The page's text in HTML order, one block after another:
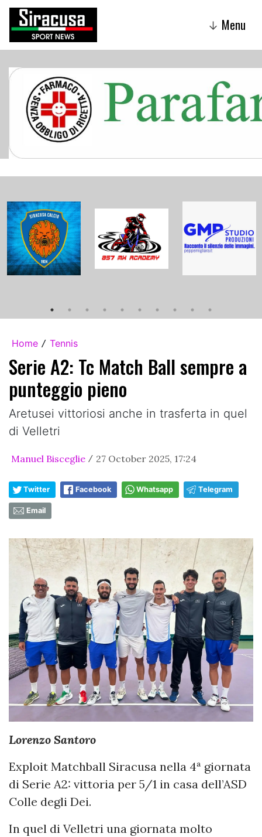
↓ Menu
Home / Tennis
Serie A2: Tc Match Ball sempre a
punteggio pieno
Aretusei vittoriosi anche in trasferta in quel
di Velletri
Manuel Bisceglie / 27 October 2025, 17:24
Twitter Facebook Whatsapp Telegram
Email
Lorenzo Santoro
Exploit Matchball Siracusa nella 4ª giornata
di Serie A2: vittoria per 5/1 in casa dell’ASD
Colle degli Dei.
In quel di Velletri una giornata molto